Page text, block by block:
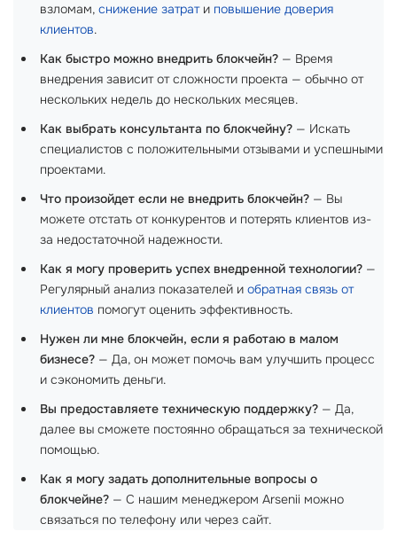
взломам, снижение затрати повышение доверия
клиентов.
Как быстро можно внедрить блокчейн? — Время
внедрения зависит от сложности проекта — обычно от
нескольких недель до нескольких месяцев.
Как выбрать консультанта по блокчейну? — Искать
специалистов с положительными отзывами и успешными
проектами.
Что произойдет если не внедрить блокчейн? — Вы
можете отстать от конкурентов и потерять клиентов из-
за недостаточной надежности.
Как я могу проверить успех внедренной технологии? —
Регулярный анализ показателей и обратная связь от
клиентов помогут оценить эффективность.
Нужен ли мне блокчейн, если я работаю в малом
бизнесе? — Да, он может помочь вам улучшить процесс
и сэкономить деньги.
Вы предоставляете техническую поддержку? — Да,
далее вы сможете постоянно обращаться за технической
помощью.
Как я могу задать дополнительные вопросы о
блокчейне? — С нашим менеджером Arsenii можно
связаться по телефону или через сайт.